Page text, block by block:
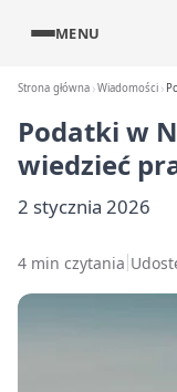
MENU
Strona główna Wiadomości
Podatki w
wiedzieć
2 stycznia 2026
4 min czytania